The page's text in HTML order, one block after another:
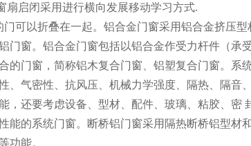
扇启闭采用进行横向发展移动学习方式.
门可以折叠在一起。铝合金门窗采用铝合金挤压
门窗。铝合金门窗包括以铝合金作受力杆件（承
的门窗，简称铝木复合门窗、铝塑复合门窗。系
、气密性、抗风压、机械力学强度、隔热、隔音
，还要考虑设备、型材、配件、玻璃、粘胶、密
能的系统门窗。断桥铝门窗采用隔热断桥铝型材
功能。